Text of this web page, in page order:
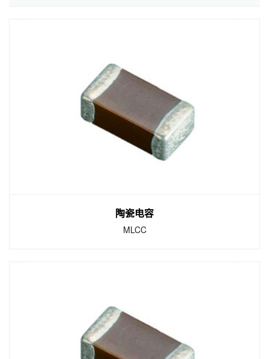
陶瓷电容
MLCC
陶瓷电容
MLCC
陶瓷电容以满足电子设备的所有要求。无磁